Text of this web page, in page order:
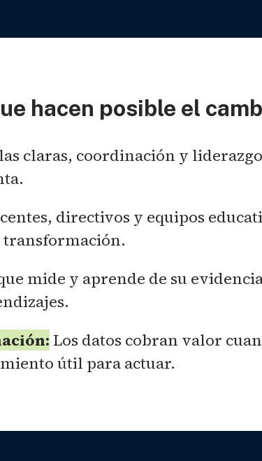
hacen posible el
claras, coordinación y
directivos y equipos
transformación.
mide y aprende de su
Los datos cobran valor
útil para actuar.